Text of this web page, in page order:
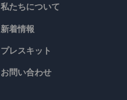
私たちについて
新着情報
プレスキット
お問い合わせ